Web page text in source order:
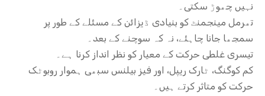
نہیں چھوڑ سکتی۔
تھرمل مینجمنٹ کو بنیادی ڈیزائن کے مسئلے کے طور پر
سمجھا جانا چاہئے، نہ کہ سوچنے کے بعد۔
تیسری غلطی حرکت کے معیار کو نظر انداز کرنا ہے۔
کم کوگنگ، ٹارک ریپل، اور فیز بیلنس سبھی ہموار روبوٹک
حرکت کو متاثر کرتے ہیں۔